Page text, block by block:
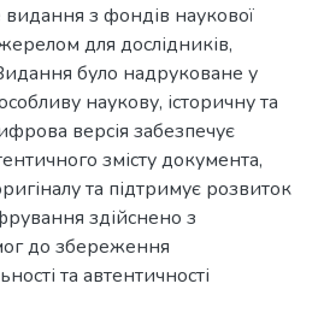
з фондів наукової
для дослідників,
було надруковане у
наукову, історичну та
версія забезпечує
змісту документа,
та підтримує розвиток
здійснено з
до збереження
та автентичності